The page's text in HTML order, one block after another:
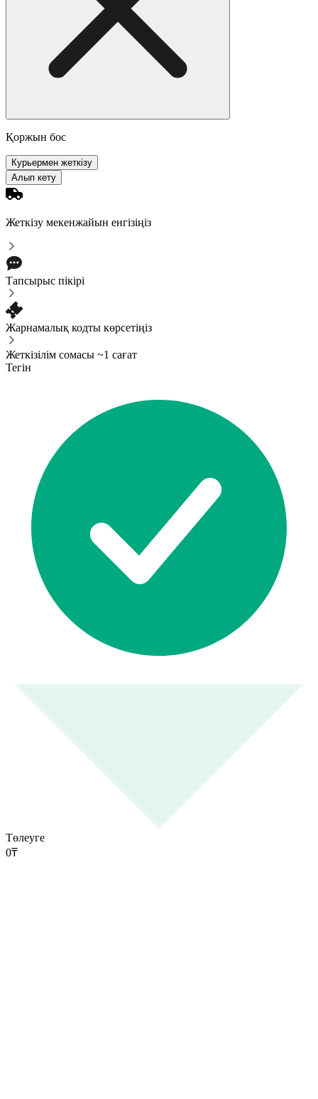
Қоржын бос
Курьермен жеткізу
Алып кету
Жеткізу мекенжайын енгізіңіз
Тапсырыс пікірі
Жарнамалық кодты көрсетіңіз
Жеткізілім сомасы ~1 сағат
Тегін
Төлеуге
0₸